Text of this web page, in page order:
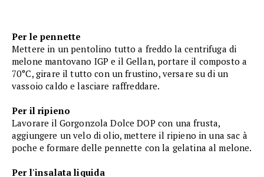
Per le pennette
Mettere in un pentolino tutto a freddo la centrifuga di
melone mantovano IGP e il Gellan, portare il composto a
70°C, girare il tutto con un frustino, versare su di un
vassoio caldo e lasciare raffreddare.
Per il ripieno
Lavorare il Gorgonzola Dolce DOP con una frusta,
aggiungere un velo di olio, mettere il ripieno in una sac à
poche e formare delle pennette con la gelatina al melone.
Per l'insalata liquida